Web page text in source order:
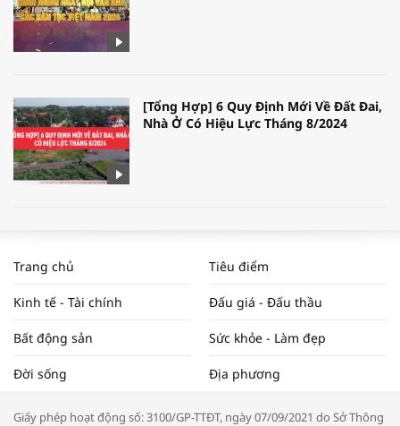
[Tổng Hợp] 6 Quy Định Mới Về Đất Đai,
Nhà Ở Có Hiệu Lực Tháng 8/2024
NAM NĂM 2024 VÀ NĂM 2025 | NHỊP
ĐẬP THỊ TRƯỜNG #62
Tọa đàm “Xúc tiến thương mại: Khơi
Trang chủ Tiêu điểm
Kinh tế - Tài chính Đấu giá - Đấu thầu
Bất động sản Sức khỏe - Làm đẹp
Đời sống Địa phương
Giấy phép hoạt động số: 3100/GP-TTĐT, ngày 07/09/2021 do Sở Thông